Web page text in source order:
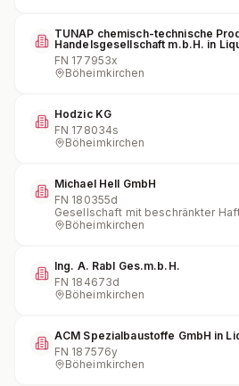
TUNAP chemisch-technische
Handelsgesellschaft m.b.H. in
FN 177953x
Böheimkirchen
Hodzic KG
FN 178034s
Böheimkirchen
Michael Hell GmbH
FN 180355d
Gesellschaft mit beschränkter
Böheimkirchen
Ing. A. Rabl Ges.m.b.H.
FN 184673d
Böheimkirchen
ACM Spezialbaustoffe GmbH in
FN 187576y
Böheimkirchen